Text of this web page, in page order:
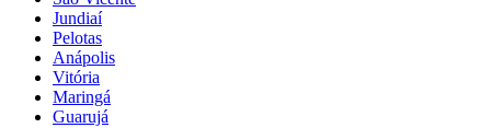
Jundiaí
Pelotas
Anápolis
Vitória
Maringá
Guarujá